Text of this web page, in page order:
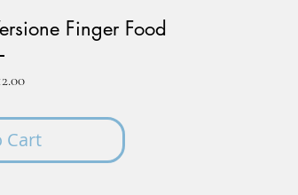
Finger Food
Price
Cart